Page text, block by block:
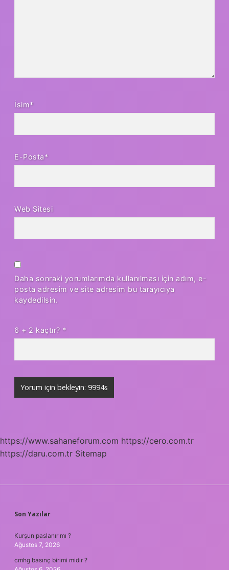
İsim*
E-Posta*
Web Sitesi
Daha sonraki yorumlarımda kullanılması için adım, e-
posta adresim ve site adresim bu tarayıcıya
kaydedilsin.
6 + 2 kaçtır? *
https://www.sahaneforum.com https://cero.com.tr
https://daru.com.tr Sitemap
SIDEBAR
Son Yazılar
Kurşun paslanır mı ?
Ağustos 7, 2026
cmhg basınç birimi midir ?